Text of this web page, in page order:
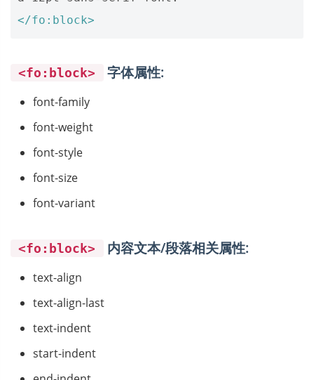
</fo:block>
<fo:block> 字体属性:
font-family
font-weight
font-style
font-size
font-variant
<fo:block> 内容文本/段落相关属性:
text-align
text-align-last
text-indent
start-indent